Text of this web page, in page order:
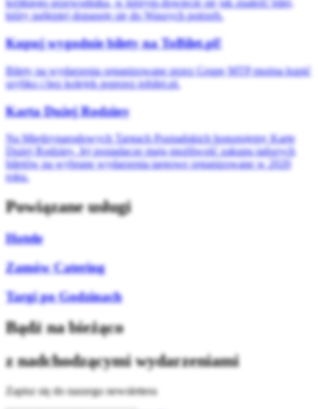
krótkiego przewodnika, w którym dowiecie się jak znaleźć bilet,
który najlepiej dopasuje się do Waszych potrzeb.
Kupuj wygodnie bilety na ToBilet.pl!
Bilety na wydarzenia organizowane przez Grupę MTP można kupić
szybko i bez kolejek poprzez tobilet.pl.
Karta Dużej Rodziny
Na Międzynarodowych Targach Poznańskich honorujemy Kartę
Dużej Rodziny. Jej posiadacze mają możliwość zakupu tańszych
biletów na wybrane wydarzenia targowe organizowane w 2020
roku.
Powiązane usługi
Hotele
Zamów Catering
Targi po Godzinach
Bądź na bieżąco
z nadchodzącymi wydarzeniami
Zapisz się do naszego newslettera